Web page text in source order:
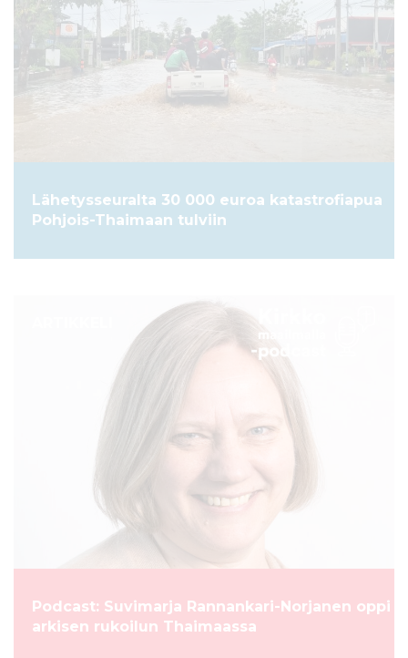
Lähetysseuralta 30 000 euroa katastrofiapua
Pohjois-Thaimaan tulviin
Podcast: Suvimarja Rannankari-Norjanen oppi
arkisen rukoilun Thaimaassa